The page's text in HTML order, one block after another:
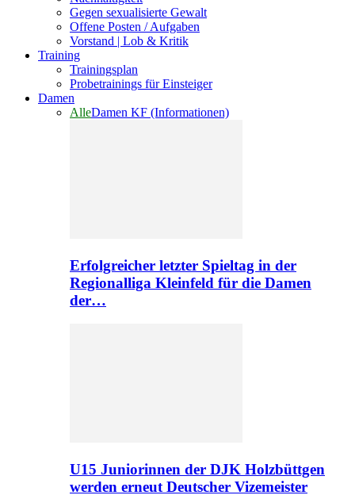
Gegen sexualisierte Gewalt
Offene Posten / Aufgaben
Vorstand | Lob & Kritik
Training
Trainingsplan
Probetrainings für Einsteiger
Damen
AlleDamen KF (Informationen)
Erfolgreicher letzter Spieltag in der
Regionalliga Kleinfeld für die Damen
der…
U15 Juniorinnen der DJK Holzbüttgen
werden erneut Deutscher Vizemeister